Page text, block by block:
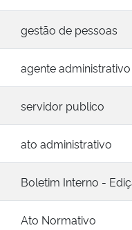
gestão de pessoas
agente administrativo
servidor publico
ato administrativo
Boletim Interno -
Ato Normativo